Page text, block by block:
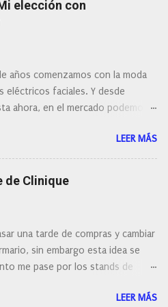
elección con
años comenzamos con la moda
eléctricos faciales. Y desde
ahora, en el mercado podemos
características, a pilas, a batería,
o de oscilación... y
todos los precios. Existe en la
variedad, que antes de hacer la
de hacernos unas preguntas:
dar mi opinión de porque elegí mi
Clinique
LEER MÁS
de Clinique
una tarde de compras y cambiar
sin embargo esta idea se
me pase por los stands de
paleta de colores de Clinique.
LEER MÁS